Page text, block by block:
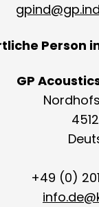
Person
GP
+49 (0)